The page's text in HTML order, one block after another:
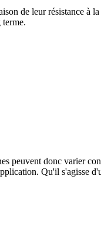
de leur résistance à
peuvent donc varier
Qu'il s'agisse